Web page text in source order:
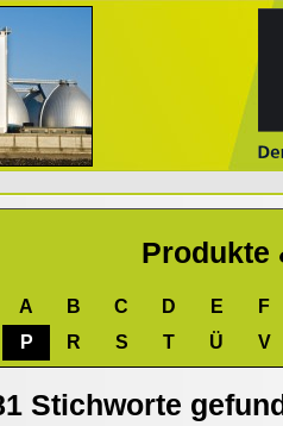
Produkte
A B C D E
F
P
R S T Ü V
Stichworte